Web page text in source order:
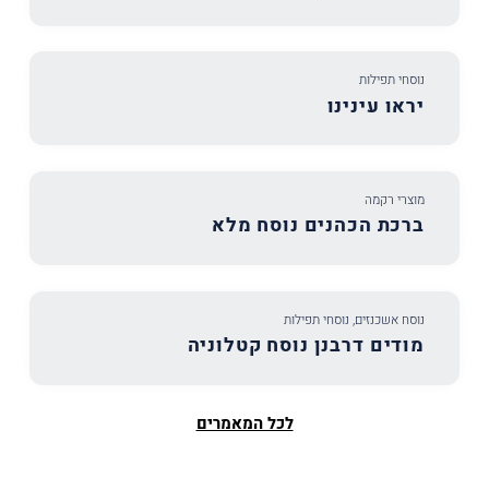
נוסחי תפילות
יראו עינינו
מוצרי רקמה
ברכת הכהנים נוסח מלא
נוסח אשכנזים, נוסחי תפילות
מודים דרבנן נוסח קטלוניה
לכל המאמרים